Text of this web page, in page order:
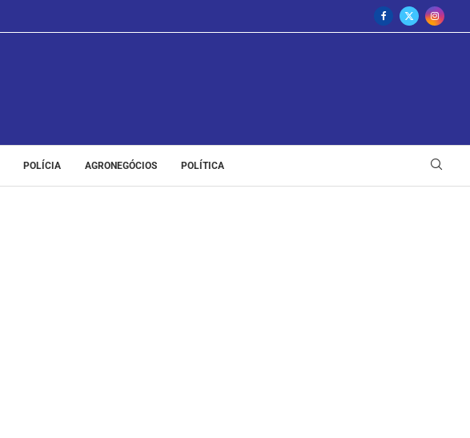
POLÍCIA AGRONEGÓCIOS POLÍTICA